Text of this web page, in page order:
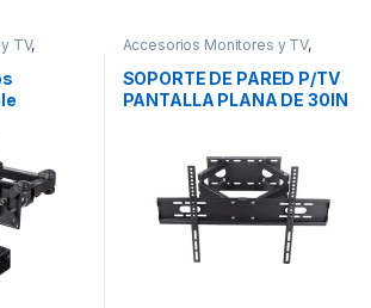
TV,
max.
Accesorios Monitores y TV,
SOPORTE DE PARED P/TV
PANTALLA PLANA DE 30IN